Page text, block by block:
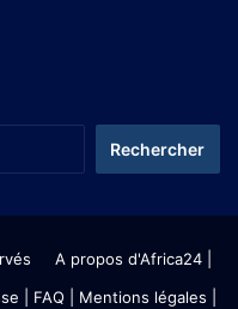
A propos d'Africa24|
| FAQ | Mentions légales